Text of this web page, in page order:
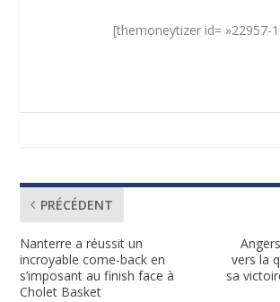
[themoneytizer id= »22957-
PRÉCÉDENT
Nanterre a réussit un
incroyable come-back en
s’imposant au finish face à
Cholet Basket
vers la
sa